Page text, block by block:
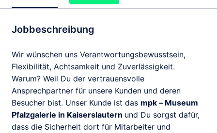
Jobbeschreibung
Wir wünschen uns Verantwortungsbewusstsein,
Flexibilität, Achtsamkeit und Zuverlässigkeit.
Warum? Weil Du der vertrauensvolle
Ansprechpartner für unsere Kunden und deren
Besucher bist. Unser Kunde ist das mpk – Museum
Pfalzgalerie in Kaiserslautern und Du sorgst dafür,
dass die Sicherheit dort für Mitarbeiter und